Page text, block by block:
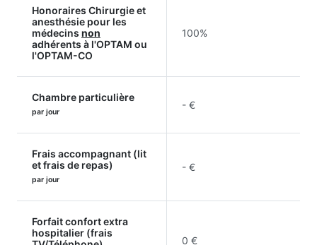
Honoraires Chirurgie et
anesthésie pour les
médecins non
adhérents à l'OPTAM ou
l'OPTAM-CO
100%
Chambre particulière
par jour
- €
Frais accompagnant (lit
et frais de repas)
par jour
- €
Forfait confort extra
hospitalier (frais
0 €